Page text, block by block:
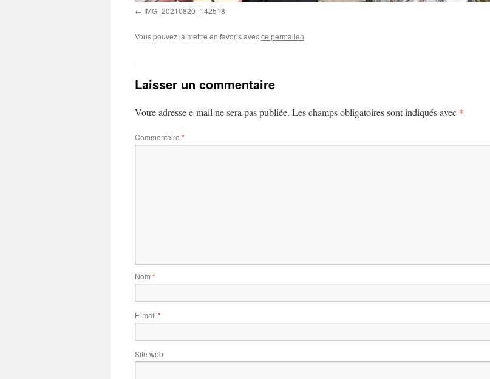
IMG_20210820_142518
Vous pouvez la mettre en favoris avecce permalien.
Laisser un commentaire
Votre adresse e-mail ne sera pas publiée. Les champs obligatoires sont indiqués avec *
Commentaire *
Nom *
E-mail *
Site web